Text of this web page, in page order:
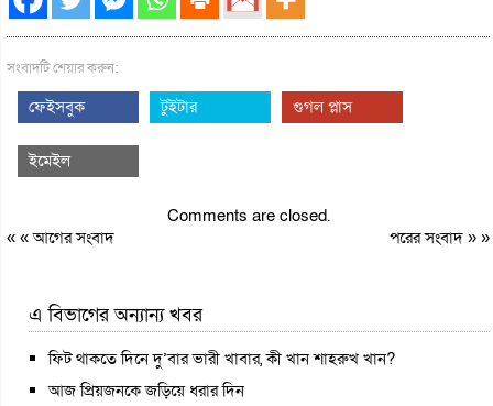
সংবাদটি শেয়ার করুন:
ফেইসবুক টুইটার গুগল প্লাস
ইমেইল
Comments are closed.
« «আগের সংবাদ পরের সংবাদ» »
এ বিভাগের অন্যান্য খবর
ফিট থাকতে দিনে দু’বার ভারী খাবার, কী খান শাহরুখ খান?
আজ প্রিয়জনকে জড়িয়ে ধরার দিন